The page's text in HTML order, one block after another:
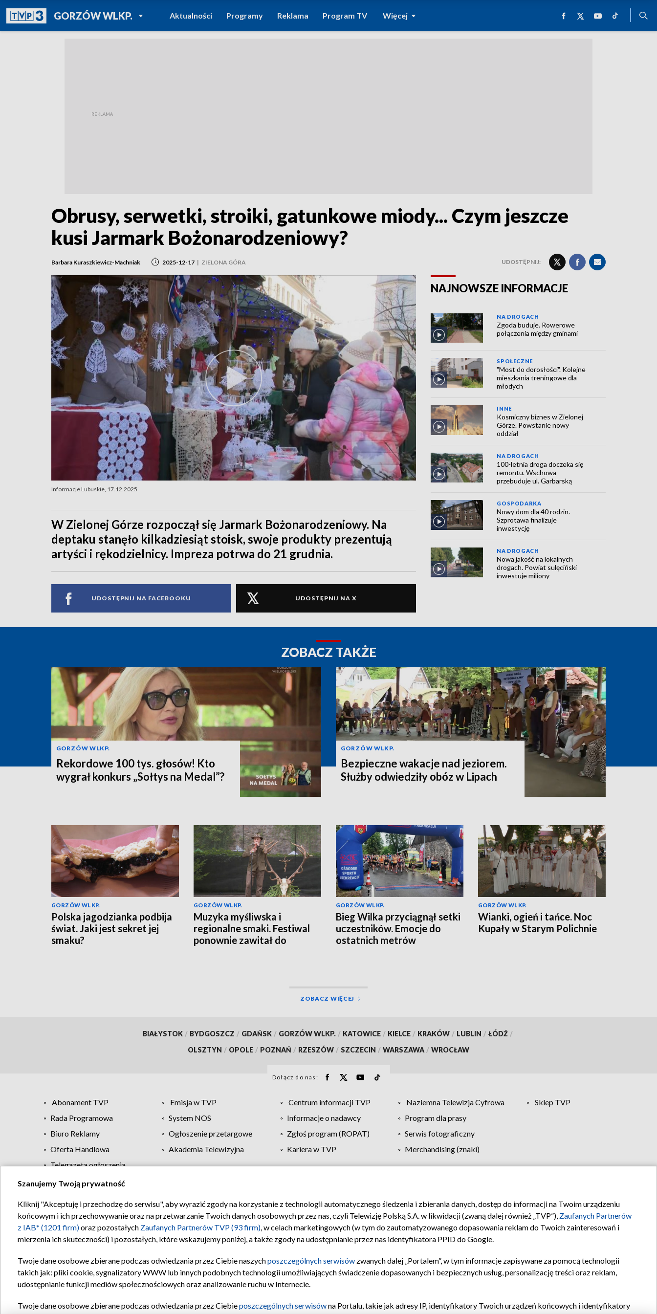
GORZÓW WLKP.POWRÓT DO
TVP REGIONY
Aktualności Programy Reklama Program TV Więcej
Obrusy, serwetki, stroiki, gatunkowe miody... Czym jeszcze
kusi Jarmark Bożonarodzeniowy?
Barbara Kuraszkiewicz-Machniak 2025-12-17 | ZIELONA GÓRA UDOSTĘPNIJ:
Informacje Lubuskie, 17.12.2025
W Zielonej Górze rozpoczął się Jarmark Bożonarodzeniowy. Na
deptaku stanęło kilkadziesiąt stoisk, swoje produkty prezentują
artyści i rękodzielnicy. Impreza potrwa do 21 grudnia.
UDOSTĘPNIJ NA FACEBOOKU UDOSTĘPNIJ NA X
NAJNOWSZE INFORMACJE
NA DROGACH
Zgoda buduje. Rowerowe
połączenia między gminami
SPOŁECZNE
"Most do dorosłości". Kolejne
mieszkania treningowe dla
młodych
INNE
Kosmiczny biznes w Zielonej
Górze. Powstanie nowy
oddział
NA DROGACH
100-letnia droga doczeka się
remontu. Wschowa
przebuduje ul. Garbarską
GOSPODARKA
Nowy dom dla 40 rodzin.
Szprotawa finalizuje
inwestycję
NA DROGACH
Nowa jakość na lokalnych
drogach. Powiat sulęciński
inwestuje miliony
ZOBACZ TAKŻE
GORZÓW WLKP.
Rekordowe 100 tys. głosów! Kto
wygrał konkurs „Sołtys na Medal”?
GORZÓW WLKP.
Bezpieczne wakacje nad jeziorem.
Służby odwiedziły obóz w Lipach
GORZÓW WLKP.
Polska jagodzianka podbija
świat. Jaki jest sekret jej
smaku?
GORZÓW WLKP.
Muzyka myśliwska i
regionalne smaki. Festiwal
ponownie zawitał do
GORZÓW WLKP.
Bieg Wilka przyciągnął setki
uczestników. Emocje do
ostatnich metrów
GORZÓW WLKP.
Wianki, ogień i tańce. Noc
Kupały w Starym Polichnie
ZOBACZ WIĘCEJ
BIAŁYSTOK / BYDGOSZCZ / GDAŃSK / GORZÓW WLKP. / KATOWICE / KIELCE / KRAKÓW / LUBLIN / ŁÓDŹ /
OLSZTYN / OPOLE / POZNAŃ / RZESZÓW / SZCZECIN / WARSZAWA / WROCŁAW
Dołącz do nas:
Abonament TVP Emisja w TVP Centrum informacji TVP Naziemna Telewizja Cyfrowa
Sklep TVP
Rada Programowa
System NOS Informacje o nadawcy
Program dla prasy
Biuro Reklamy
Ogłoszenie przetargowe Zgłoś program (ROPAT)
Serwis fotograficzny
Oferta Handlowa
Akademia Telewizyjna Kariera w TVP
Merchandising (znaki)
Telegazeta ogłoszenia
Regulamin TVP Polityka prywatności Moje zgody Pomoc Biuro reklamy Kontakt
Szanujemy Twoją prywatność
Kliknij "Akceptuję i przechodzę do serwisu", aby wyrazić zgody na korzystanie z technologii automatycznego śledzenia i zbierania danych, dostęp do informacji na Twoim urządzeniu
końcowym i ich przechowywanie oraz na przetwarzanie Twoich danych osobowych przez nas, czyli Telewizję Polską S.A. w likwidacji (zwaną dalej również „TVP”), Zaufanych Partnerów
z IAB* (1201 firm)oraz pozostałych Zaufanych Partnerów TVP (93 firm), w celach marketingowych (w tym do zautomatyzowanego dopasowania reklam do Twoich zainteresowań i
mierzenia ich skuteczności) i pozostałych, które wskazujemy poniżej, a także zgody na udostępnianie przez nas identyfikatora PPID do Google.
Twoje dane osobowe zbierane podczas odwiedzania przez Ciebie naszychposzczególnych serwisów zwanych dalej „Portalem”, w tym informacje zapisywane za pomocą technologii
takich jak: pliki cookie, sygnalizatory WWW lub innych podobnych technologii umożliwiających świadczenie dopasowanych i bezpiecznych usług, personalizację treści oraz reklam,
udostępnianie funkcji mediów społecznościowych oraz analizowanie ruchu w Internecie.
Twoje dane osobowe zbierane podczas odwiedzania przez Ciebieposzczególnych serwisówna Portalu, takie jak adresy IP, identyfikatory Twoich urządzeń końcowych i identyfikatory